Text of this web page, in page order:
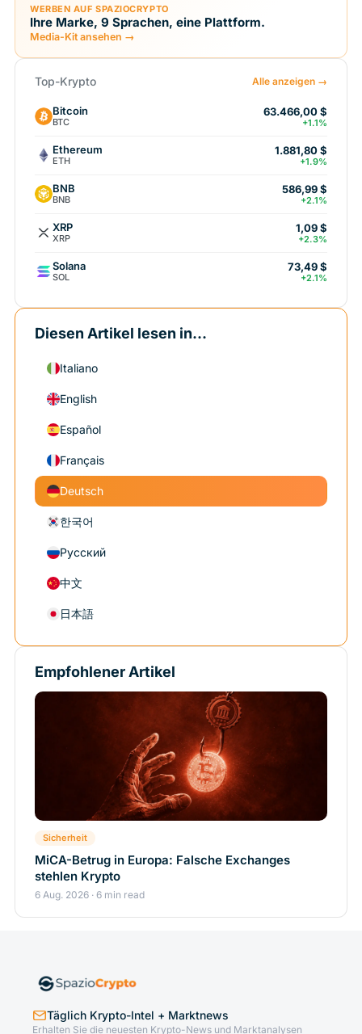
WERBEN AUF SPAZIOCRYPTO
Ihre Marke, 9 Sprachen, eine Plattform.
Media-Kit ansehen →
Top-Krypto Alle anzeigen →
Bitcoin
BTC
63.466,00 $
+1.1%
Ethereum
ETH
1.881,80 $
+1.9%
BNB
BNB
586,99 $
+2.1%
XRP
XRP
1,09 $
+2.3%
Solana
SOL
73,49 $
+2.1%
Diesen Artikel lesen in...
Italiano
English
Español
Français
Deutsch
한국어
Русский
中文
日本語
Empfohlener Artikel
Sicherheit
MiCA-Betrug in Europa: Falsche Exchanges
stehlen Krypto
6 Aug. 2026 · 6 min read
Täglich Krypto-Intel + Marktnews
Erhalten Sie die neuesten Krypto-News und Marktanalysen